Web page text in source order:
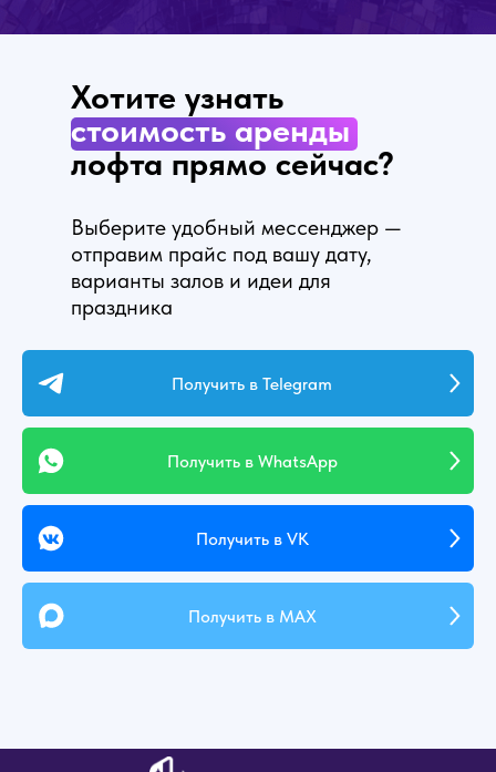
Выберите удобный мессенджер —
отправим прайс под вашу дату,
варианты залов и идеи для
праздника
Хотите узнать
стоимость аренды
лофта прямо сейчас?
Получить в Telegram
Получить в WhatsApp
Получить в VK
Получить в MAX